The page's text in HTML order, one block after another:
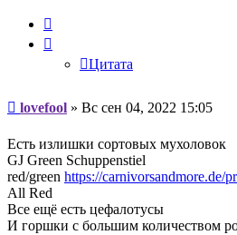
Цитата
Сообщение
lovefool » Вс сен 04, 2022 15:05
Есть излишки сортовых мухоловок
GJ Green Schuppenstiel
red/green https://carnivorsandmore.de/
All Red
Все ещё есть цефалотусы
И горшки с большим количеством